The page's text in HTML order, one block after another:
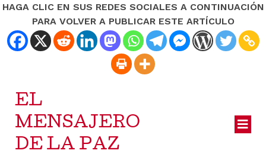
HAGA CLIC EN SUS REDES SOCIALES A CONTINUACIÓN
PARA VOLVER A PUBLICAR ESTE ARTÍCULO
EL
MENSAJERO
DE LA PAZ